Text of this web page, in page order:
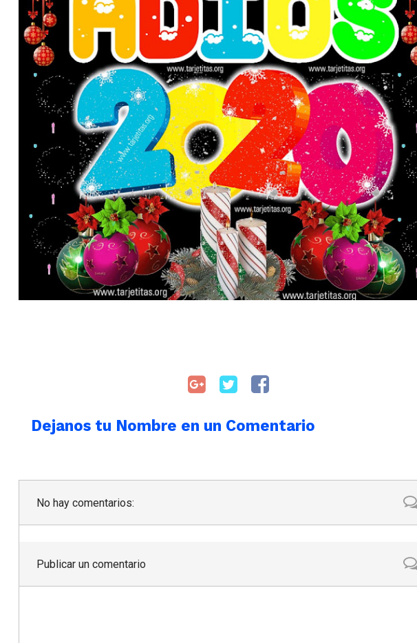
Dejanos tu Nombre en un Comentario
No hay comentarios:
Publicar un comentario